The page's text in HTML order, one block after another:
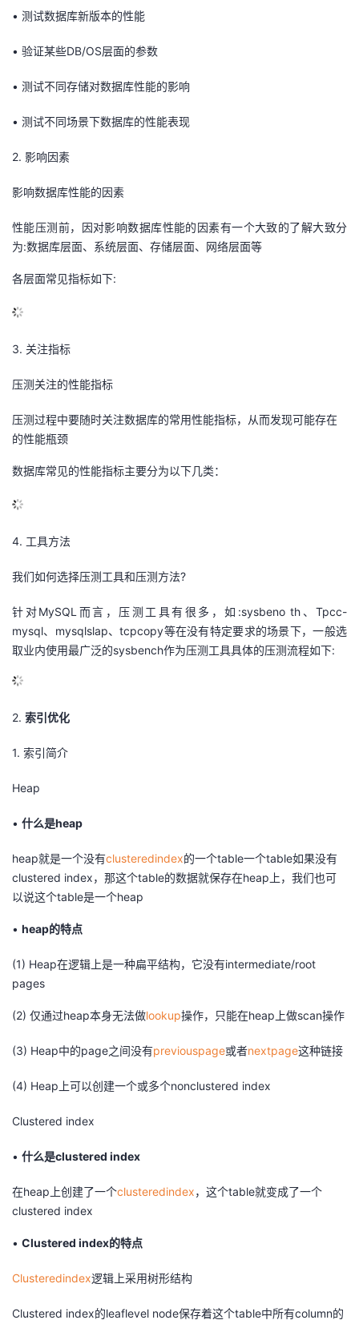
• 测试数据库新版本的性能
• 验证某些DB/OS层面的参数
• 测试不同存储对数据库性能的影响
• 测试不同场景下数据库的性能表现
2. 影响因素
影响数据库性能的因素
性能压测前，因对影响数据库性能的因素有一个大致的了解大致分
为:数据库层面、系统层面、存储层面、网络层面等
各层面常见指标如下:
3. 关注指标
压测关注的性能指标
压测过程中要随时关注数据库的常用性能指标，从而发现可能存在
的性能瓶颈
数据库常见的性能指标主要分为以下几类：
4. 工具方法
我们如何选择压测工具和压测方法?
针对MySQL而言，压测工具有很多，如:sysbeno th、Tpcc-
mysql、mysqlslap、tcpcopy等在没有特定要求的场景下，一般选
取业内使用最广泛的sysbench作为压测工具具体的压测流程如下:
2. 索引优化
1. 索引简介
Heap
• 什么是heap
heap就是一个没有clusteredindex的一个table一个table如果没有
clustered index，那这个table的数据就保存在heap上，我们也可
以说这个table是一个heap
• heap的特点
(1) Heap在逻辑上是一种扁平结构，它没有intermediate/root
pages
(2) 仅通过heap本身无法做lookup操作，只能在heap上做scan操作
(3) Heap中的page之间没有previouspage或者nextpage这种链接
(4) Heap上可以创建一个或多个nonclustered index
Clustered index
• 什么是clustered index
在heap上创建了一个clusteredindex，这个table就变成了一个
clustered index
• Clustered index的特点
Clusteredindex逻辑上采用树形结构
Clustered index的leaflevel node保存着这个table中所有column的